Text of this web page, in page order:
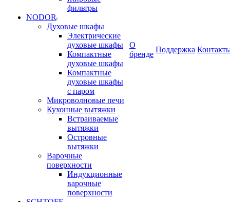
фильтры
NODOR
Духовые шкафы
Электрические
духовые шкафы
Компактные
духовые шкафы
Компактные
духовые шкафы
с паром
Микроволновые печи
Кухонные вытяжки
Встраиваемые
вытяжки
Островные
вытяжки
Варочные
поверхности
Индукционные
варочные
поверхности
О
бренде
Поддержка